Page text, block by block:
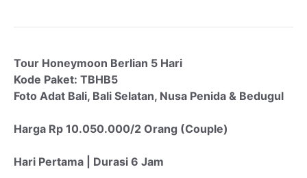
Tour Honeymoon Berlian 5 Hari
Kode Paket: TBHB5
Foto Adat Bali, Bali Selatan, Nusa Penida & Bedugul
Harga Rp 10.050.000/2 Orang (Couple)
Hari Pertama | Durasi 6 Jam